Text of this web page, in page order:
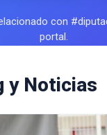
con
portal.
y Noticias